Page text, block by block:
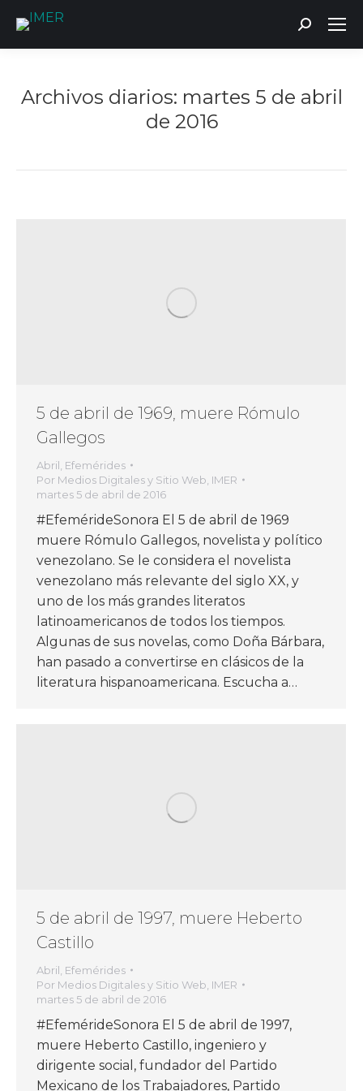
Buscar:
Archivos diarios: martes 5 de abril
de 2016
5 de abril de 1969, muere Rómulo
Gallegos
Abril Efemérides
Por Medios Digitales y Sitio Web, IMER
martes 5 de abril de 2016
#EfemérideSonora El 5 de abril de 1969
muere Rómulo Gallegos, novelista y político
venezolano. Se le considera el novelista
venezolano más relevante del siglo XX, y
uno de los más grandes literatos
latinoamericanos de todos los tiempos.
Algunas de sus novelas, como Doña Bárbara,
han pasado a convertirse en clásicos de la
literatura hispanoamericana. Escucha a…
5 de abril de 1997, muere Heberto
Castillo
Abril Efemérides
Por Medios Digitales y Sitio Web, IMER
martes 5 de abril de 2016
#EfemérideSonora El 5 de abril de 1997,
muere Heberto Castillo, ingeniero y
dirigente social, fundador del Partido
Mexicano de los Trabajadores, Partido